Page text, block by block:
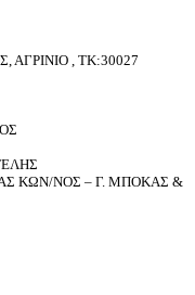
, ΤΚ:30027
ΚΩΝ/ΝΟΣ – Γ. ΜΠΟΚΑΣ &